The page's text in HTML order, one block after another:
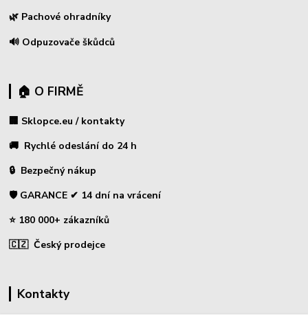
🌿 Pachové ohradníky
🔊 Odpuzovače škůdců
🏠 O FIRMĚ
🏢 Sklopce.eu / kontakty
🚚 Rychlé odeslání do 24 h
🔒 Bezpečný nákup
🛡️ GARANCE ✔ 14 dní na vrácení
⭐ 180 000+ zákazníků
🇨🇿 Český prodejce
Kontakty